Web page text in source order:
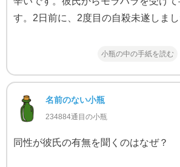
す。2日前に、2度目の自殺未遂しまし
小瓶の中の手紙を読む
名前のない小瓶
234884通目の小瓶
同性が彼氏の有無を聞くのはなぜ？